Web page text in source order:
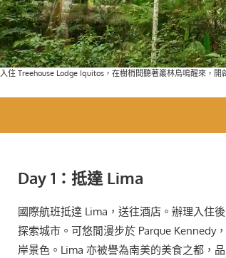
入住 Treehouse Lodge Iquitos，在樹梢間聽著叢林鳥鳴醒來，開
Day 1：抵達 Lima
國際航班抵達 Lima，送往酒店。辦理入住
探索城市。可悠閒漫步於 Parque Kennedy
岸景色。Lima 亦被譽為南美的美食之都，